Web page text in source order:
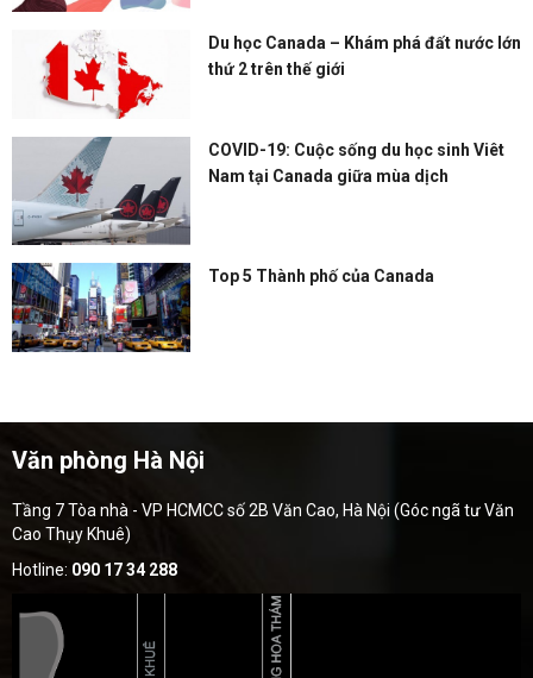
Du học Canada – Khám phá đất nước lớn
thứ 2 trên thế giới
COVID-19: Cuộc sống du học sinh Viêt
Nam tại Canada giữa mùa dịch
Top 5 Thành phố của Canada
Văn phòng Hà Nội
Tầng 7 Tòa nhà - VP HCMCC số 2B Văn Cao, Hà Nội (Góc ngã tư Văn
Cao Thụy Khuê)
Hotline: 090 17 34 288